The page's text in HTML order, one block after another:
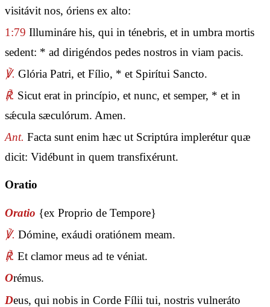
visitávit nos, óriens ex alto:
1:79 Illumináre his, qui in ténebris, et in umbra mortis
sedent: * ad dirigéndos pedes nostros in viam pacis.
℣. Glória Patri, et Fílio, * et Spirítui Sancto.
℟. Sicut erat in princípio, et nunc, et semper, * et in
sǽcula sæculórum. Amen.
Ant. Facta sunt enim hæc ut Scriptúra implerétur quæ
dicit: Vidébunt in quem transfixérunt.
Oratio
Oratio {ex Proprio de Tempore}
℣. Dómine, exáudi oratiónem meam.
℟. Et clamor meus ad te véniat.
Orémus.
Deus, qui nobis in Corde Fílii tui, nostris vulneráto